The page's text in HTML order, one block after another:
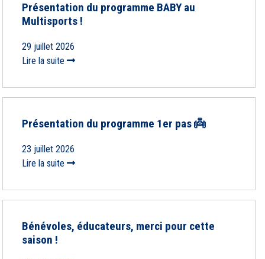
Présentation du programme BABY au
Multisports !
29 juillet 2026
Lire la suite
Présentation du programme 1er pas 👼
23 juillet 2026
Lire la suite
Bénévoles, éducateurs, merci pour cette
saison !